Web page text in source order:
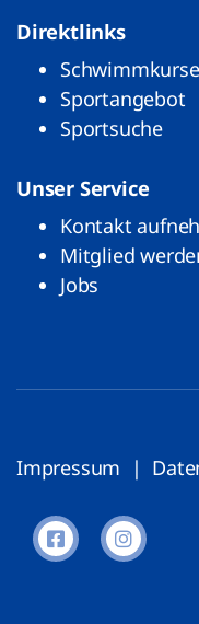
Direktlinks
Schwimmkurse
Sportangebot
Sportsuche
Unser Service
Kontakt
Mitglied
Jobs
Impressum |